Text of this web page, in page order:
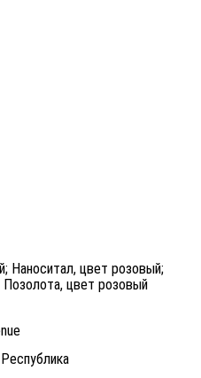
Наноситал, цвет розовый;
цвет розовый